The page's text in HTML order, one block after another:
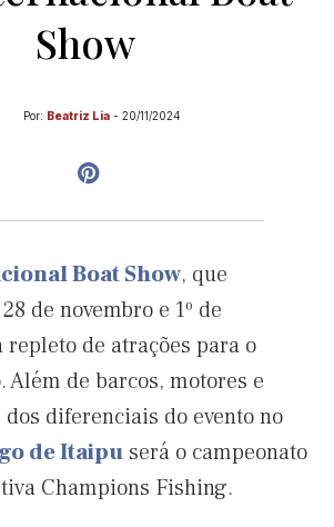
Show
Por: Beatriz Lia - 20/11/2024
Boat Show, que
de novembro e 1º de
repleto de atrações para o
Além de barcos, motores e
diferenciais do evento no
de Itaipu será o campeonato
Champions Fishing.